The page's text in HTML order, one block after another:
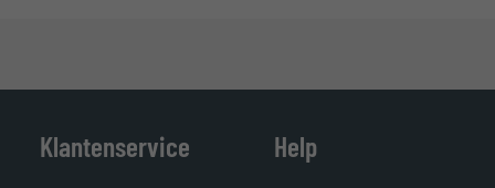
Klantenservice Help